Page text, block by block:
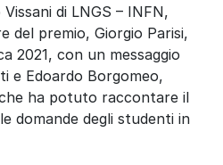
di LNGS – INFN,
del premio, Giorgio Parisi,
2021, con un messaggio
e Edoardo Borgomeo,
ha potuto raccontare il
domande degli studenti in